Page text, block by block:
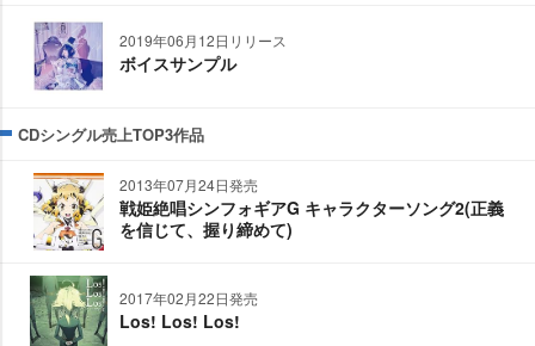
2019年06月12日リリース
ボイスサンプル
CDシングル売上TOP3作品
2013年07月24日発売
戦姫絶唱シンフォギアG キャラクターソング2(正義
を信じて、握り締めて)
2017年02月22日発売
Los! Los! Los!